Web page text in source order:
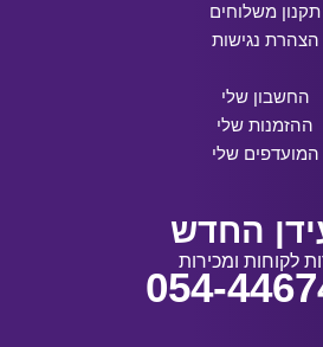
תקנון משלוחים
הצהרת נגישות
החשבון שלי
ההזמנות שלי
המועדפים שלי
החדש
לקוחות ומכירות
054-